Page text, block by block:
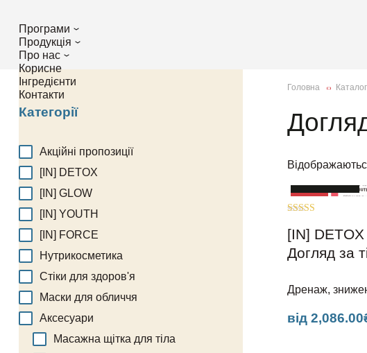
Програми
Продукція
Про нас
Корисне
Інгредієнти
Контакти
Головна Каталог
5.00
з 5
[IN]
Догляд за
від2,086.00
Дренаж,
Категорії
Акційні пропозиції
[IN] DETOX
[IN] GLOW
[IN] YOUTH
[IN] FORCE
Нутрикосметика
Стіки для здоров'я
Маски для обличчя
Аксесуари
Масажна щітка для тіла